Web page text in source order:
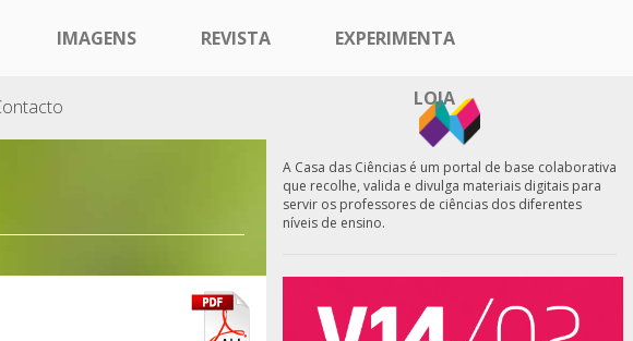
IMAGENS REVISTA EXPERIMENTA
LOJA
A Casa das Ciências é um portal de base colaborativa
que recolhe, valida e divulga materiais digitais para
servir os professores de ciências dos diferentes
níveis de ensino.